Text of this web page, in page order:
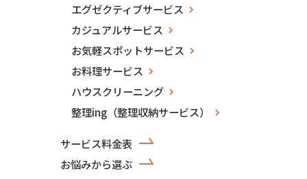
エグゼクティブサービス
カジュアルサービス
お気軽スポットサービス
お料理サービス
ハウスクリーニング
整理ing（整理収納サービス）
サービス料金表
お悩みから選ぶ